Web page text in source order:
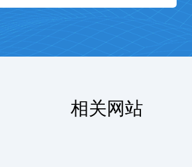
上操作与线下运
足广大涉棉企业
效率。
更多
相关网站